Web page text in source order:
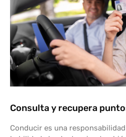
Consulta y recupera
Conducir es una